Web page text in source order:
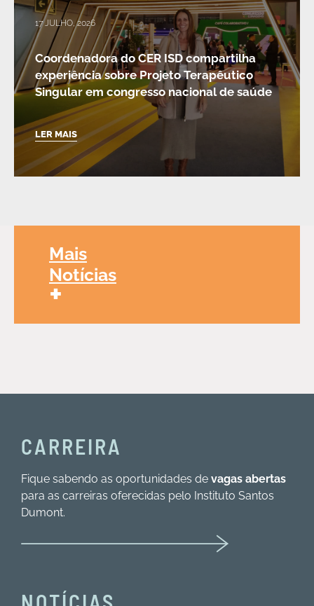
17 JULHO, 2026
Coordenadora do CER ISD compartilha
experiência sobre Projeto Terapêutico
Singular em congresso nacional de saúde
LER MAIS
Mais
Notícias
+
CARREIRA
Fique sabendo as oportunidades de vagas abertas
para as carreiras oferecidas pelo Instituto Santos
Dumont.